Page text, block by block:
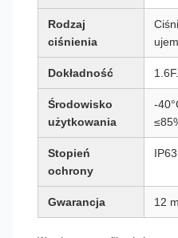
Rodzaj
ciśnienia
Dokładność
Środowisko
użytkowania
-
Stopień
ochrony
IP63
Gwarancja 12